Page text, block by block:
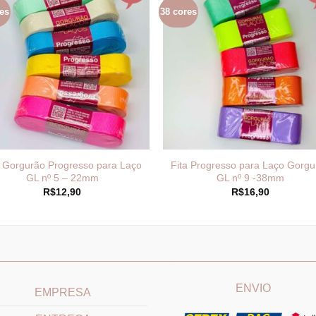
Gorgurão Progresso para Laço
GL nº 5 – 22mm
R$12,90
38 cores
Fita Progresso para Laço
GL nº 9 -38mm
R$16,90
EMPRESA ENVIO